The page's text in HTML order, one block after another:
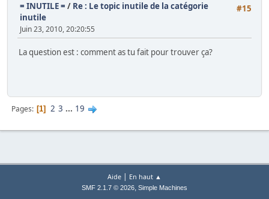
#15
= INUTILE = / Re : Le topic inutile de la catégorie
inutile
Juin 23, 2010, 20:20:55
La question est : comment as tu fait pour trouver ça?
Pages 1 2 3 ... 19
Aide | En haut ▲
SMF 2.1.7 © 2026, Simple Machines